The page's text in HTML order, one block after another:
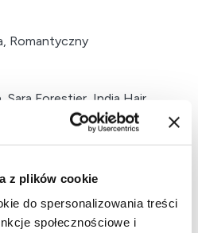
z plików cookie
do spersonalizowania treści
społecznościowe i
Romantyczny
Forestier, India Hair